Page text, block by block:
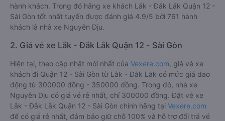
hành khách. Trong đó hãng xe khách Lắk - Đắk Lắk Quận 12 -
Sài Gòn tốt nhất tuyến được đánh giá 4.9/5 bởi 761 hành
khách là nhà xe Nguyên Dịu.
2. Giá vé xe Lắk - Đắk Lắk Quận 12 - Sài Gòn
Hiện tại, theo cập nhật mới nhất của Vexere.com , giá vé xe
khách đi Quận 12 - Sài Gòn từ Lắk - Đắk Lắk có mức giá dao
động từ 300000 đồng - 350000 đồng. Trong đó, nhà xe
Nguyên Dịu có giá vé rẻ nhất, chỉ 300000 đồng. Đặt vé xe
Lắk - Đắk Lắk Quận 12 - Sài Gòn chính hãng tại Vexere.com
để có giá rẻ nhất, đảm bảo giữ chỗ 100% và hỗ trợ đổi trả vé